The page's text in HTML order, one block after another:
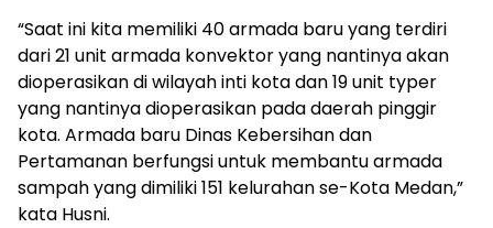
“Saat ini kita memiliki 40 armada baru yang terdiri
dari 21 unit armada konvektor yang nantinya akan
dioperasikan di wilayah inti kota dan 19 unit typer
yang nantinya dioperasikan pada daerah pinggir
kota. Armada baru Dinas Kebersihan dan
Pertamanan berfungsi untuk membantu armada
sampah yang dimiliki 151 kelurahan se-Kota Medan,”
kata Husni.